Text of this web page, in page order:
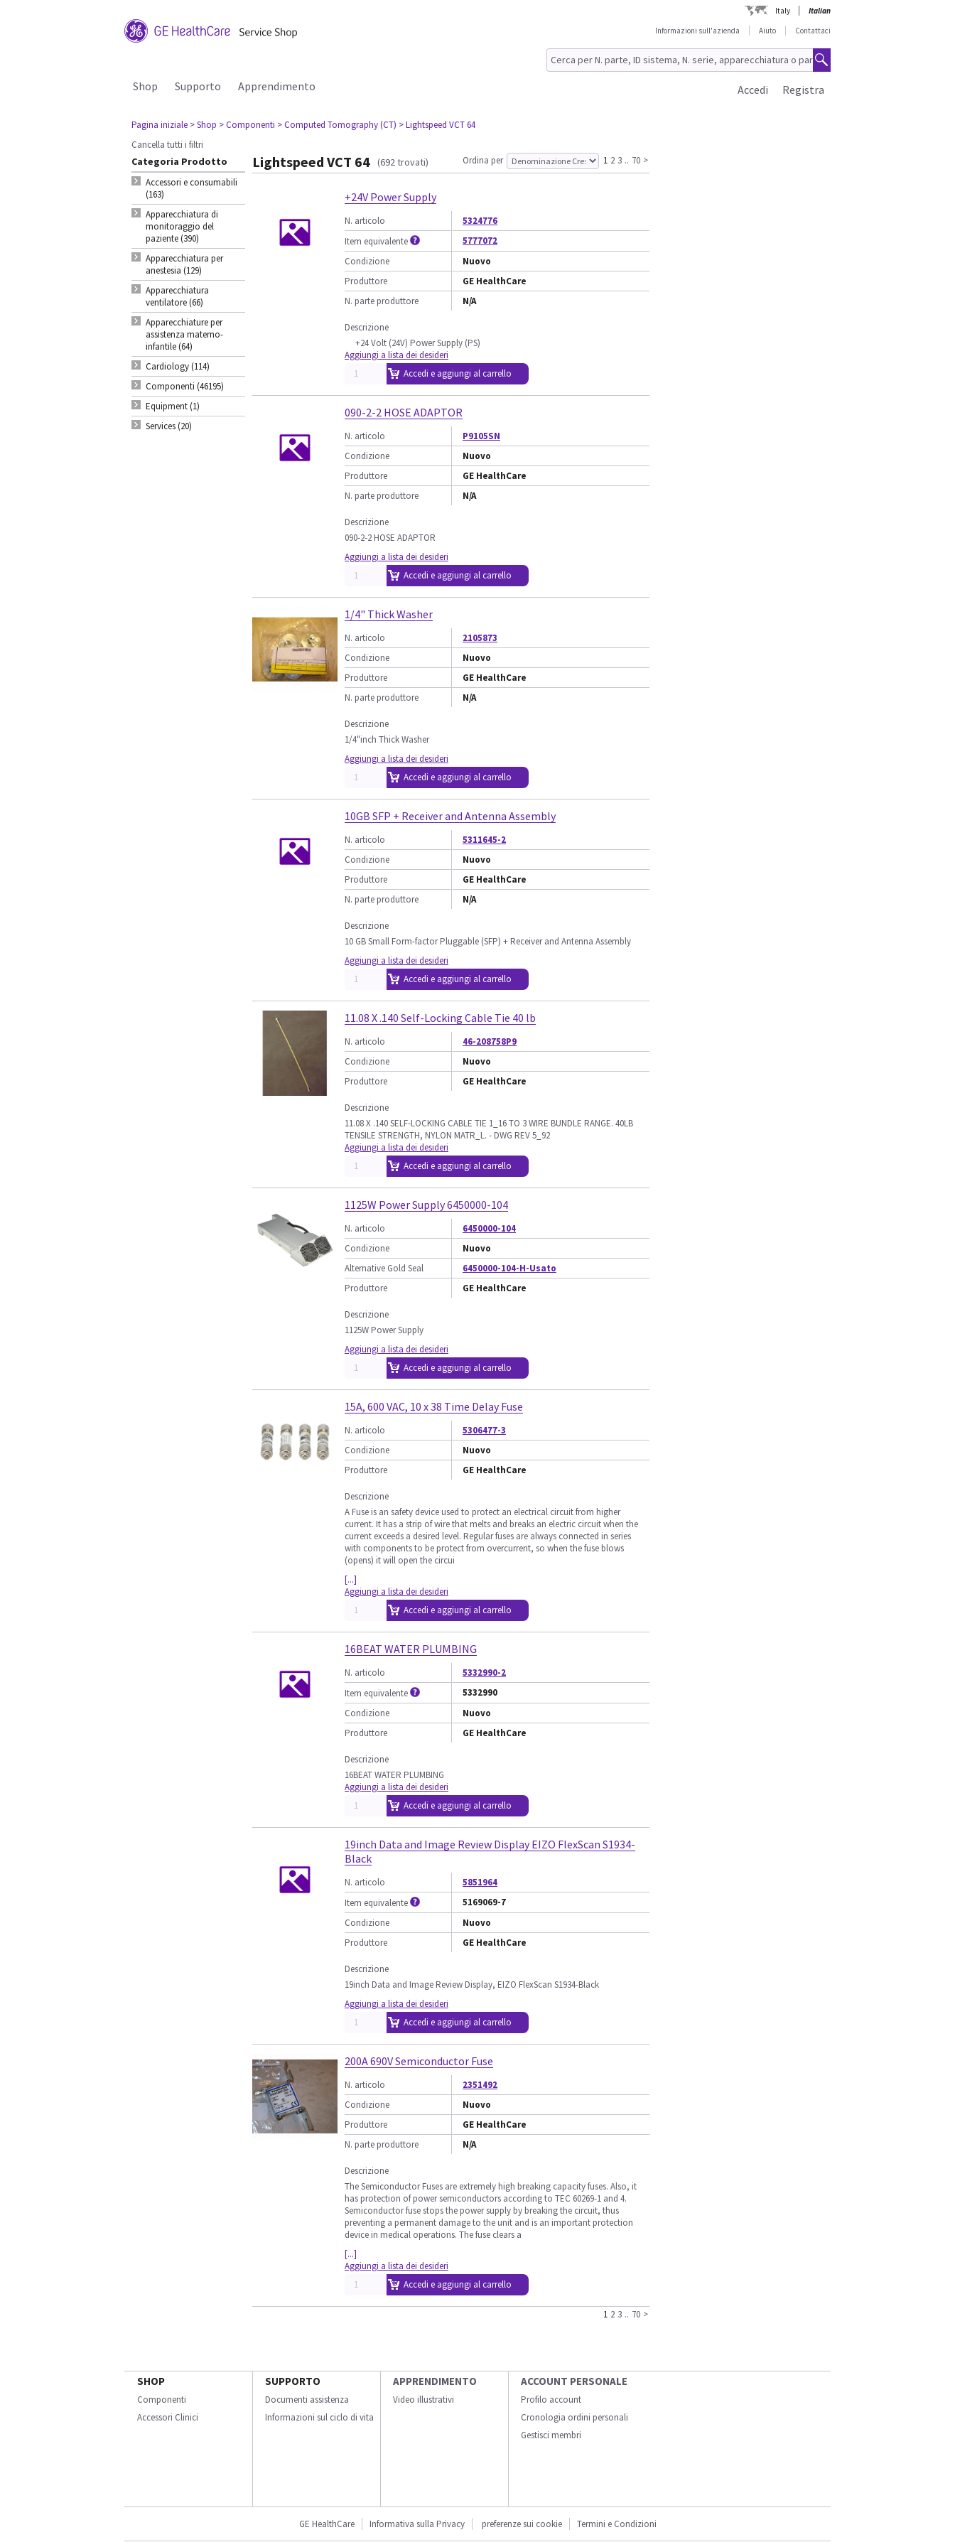
Italy
Italian
Informazioni sull'azienda
Aiuto Contattaci
Shop Supporto Apprendimento Registra
Accedi
Pagina iniziale > Shop > Componenti > Computed Tomography (CT) > Lightspeed VCT 64
Cancella tutti i filtri
Categoria Prodotto
Accessori e consumabili
(163)
Apparecchiatura di
monitoraggio del
paziente (390)
Apparecchiatura per
anestesia (129)
Apparecchiatura
ventilatore (66)
Apparecchiature per
assistenza materno-
infantile (64)
Cardiology (114)
Componenti (46195)
Equipment (1)
Services (20)
Lightspeed VCT 64 (692 trovati) Ordina per 1 2 3 .. 70 >
+24V Power Supply
N. articolo
5324776
Item equivalente
5777072
Condizione
Nuovo
Produttore
GE HealthCare
N. parte produttore
N/A
Descrizione
+24 Volt (24V) Power Supply (PS)
Aggiungi a lista dei desideri
Accedi e aggiungi al carrello
090-2-2 HOSE ADAPTOR
N. articolo
P9105SN
Condizione
Nuovo
Produttore
GE HealthCare
N. parte produttore
N/A
Descrizione
090-2-2 HOSE ADAPTOR
Aggiungi a lista dei desideri
Accedi e aggiungi al carrello
1/4" Thick Washer
N. articolo
2105873
Condizione
Nuovo
Produttore
GE HealthCare
N. parte produttore
N/A
Descrizione
1/4"inch Thick Washer
Aggiungi a lista dei desideri
Accedi e aggiungi al carrello
10GB SFP + Receiver and Antenna Assembly
N. articolo
5311645-2
Condizione
Nuovo
Produttore
GE HealthCare
N. parte produttore
N/A
Descrizione
10 GB Small Form-factor Pluggable (SFP) + Receiver and Antenna Assembly
Aggiungi a lista dei desideri
Accedi e aggiungi al carrello
11.08 X .140 Self-Locking Cable Tie 40 lb
N. articolo
46-208758P9
Condizione
Nuovo
Produttore
GE HealthCare
Descrizione
11.08 X .140 SELF-LOCKING CABLE TIE 1_16 TO 3 WIRE BUNDLE RANGE. 40LB
TENSILE STRENGTH, NYLON MATR_L. - DWG REV 5_92
Aggiungi a lista dei desideri
Accedi e aggiungi al carrello
1125W Power Supply 6450000-104
N. articolo
6450000-104
Condizione
Nuovo
Alternative Gold Seal
6450000-104-H-Usato
Produttore
GE HealthCare
Descrizione
1125W Power Supply
Aggiungi a lista dei desideri
Accedi e aggiungi al carrello
15A, 600 VAC, 10 x 38 Time Delay Fuse
N. articolo
5306477-3
Condizione
Nuovo
Produttore
GE HealthCare
Descrizione
A Fuse is an safety device used to protect an electrical circuit from higher
current. It has a strip of wire that melts and breaks an electric circuit when the
current exceeds a desired level. Regular fuses are always connected in series
with components to be protect from overcurrent, so when the fuse blows
(opens) it will open the circui
[...]
Aggiungi a lista dei desideri
Accedi e aggiungi al carrello
16BEAT WATER PLUMBING
N. articolo
5332990-2
Item equivalente
5332990
Condizione
Nuovo
Produttore
GE HealthCare
Descrizione
16BEAT WATER PLUMBING
Aggiungi a lista dei desideri
Accedi e aggiungi al carrello
19inch Data and Image Review Display EIZO FlexScan S1934-
Black
N. articolo
5851964
Item equivalente
5169069-7
Condizione
Nuovo
Produttore
GE HealthCare
Descrizione
19inch Data and Image Review Display, EIZO FlexScan S1934-Black
Aggiungi a lista dei desideri
Accedi e aggiungi al carrello
200A 690V Semiconductor Fuse
N. articolo
2351492
Condizione
Nuovo
Produttore
GE HealthCare
N. parte produttore
N/A
Descrizione
The Semiconductor Fuses are extremely high breaking capacity fuses. Also, it
has protection of power semiconductors according to TEC 60269-1 and 4.
Semiconductor fuse stops the power supply by breaking the circuit, thus
preventing a permanent damage to the unit and is an important protection
device in medical operations. The fuse clears a
[...]
Aggiungi a lista dei desideri
Accedi e aggiungi al carrello
1 2 3 .. 70 >
SHOP
Componenti
Accessori Clinici
SUPPORTO
Documenti assistenza
Informazioni sul ciclo di vita
APPRENDIMENTO
Video illustrativi
ACCOUNT PERSONALE
Profilo account
Cronologia ordini personali
Gestisci membri
GE HealthCare Informativa sulla Privacy preferenze sui cookie Termini e Condizioni